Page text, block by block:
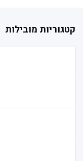
קטגוריות מובילות